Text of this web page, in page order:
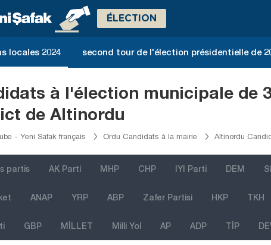
ÉLECTION
locales 2024 second tour de l'élection présidentielle de
à l'élection municipale de
de Altinordu
- Yeni Safak français Ordu Candidats à la mairie Altinordu
partis AK Parti MHP CHP IYI Parti DEM
ANAP YRP ABP Zafer Partisi HKP TKH
GBP MİLLET Milli Yol AP ADP TİP